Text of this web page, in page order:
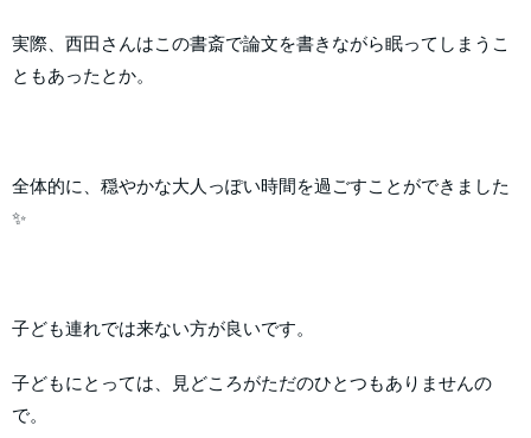
実際、西田さんはこの書斎で論文を書きながら眠ってしまうこ
ともあったとか。
全体的に、穏やかな大人っぽい時間を過ごすことができました
✨
子ども連れでは来ない方が良いです。
子どもにとっては、見どころがただのひとつもありませんの
で。